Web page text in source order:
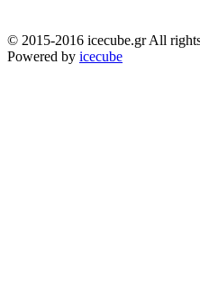
© 2015-2016 icecube.gr All
Powered by icecube